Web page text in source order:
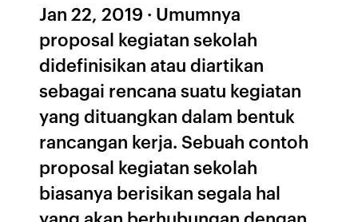
Jan 22, 2019 · Umumnya
proposal kegiatan sekolah
didefinisikan atau diartikan
sebagai rencana suatu kegiatan
yang dituangkan dalam bentuk
rancangan kerja. Sebuah contoh
proposal kegiatan sekolah
biasanya berisikan segala hal